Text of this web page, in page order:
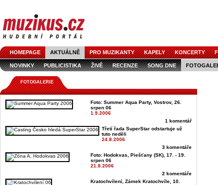
HOMEPAGE AKTUÁLNĚ PRO MUZIKANTY KAPELY KONCERTY
NOVINKY PUBLICISTIKA ŽIVĚ RECENZE SONG DNE
FOTOGALERIE
Foto: Summer Aqua Party, Vostrov, 26.
srpen 06
1.9.2006
1 komentář
Třetí řada SuperStar odstartuje už
tuto neděli
24.8.2006
3 komentáře
Foto: Hodokvas, Piešťany (SK), 17. - 19.
srpen 06
21.8.2006
2 komentáře
Kratochvílení, Zámek Kratochvíle, 10.